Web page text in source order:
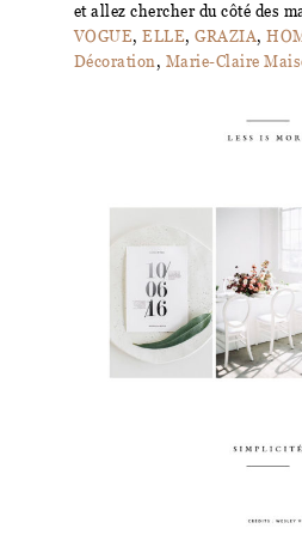
et allez chercher du côté des
VOGUE, ELLE, GRAZIA,
Décoration, Marie-Claire